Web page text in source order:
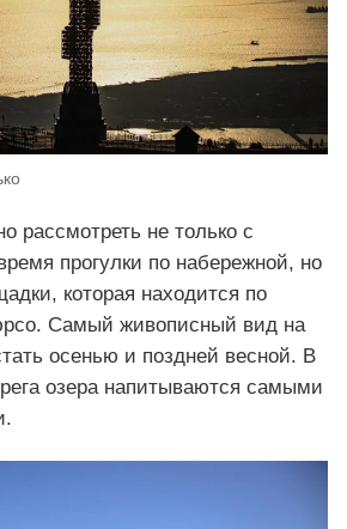
рассмотреть не только с
прогулки по набережной, но
которая находится по
Самый живописный вид на
осенью и поздней весной. В
озера напитываются самыми